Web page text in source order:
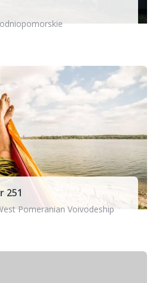
251
Pomeranian Voivodeship